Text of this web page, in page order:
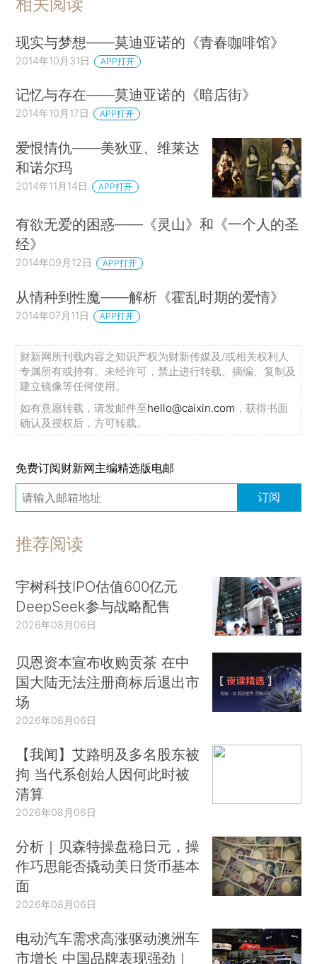
现实与梦想——莫迪亚诺的《青春咖啡馆》
2014年10月31日 APP打开
记忆与存在——莫迪亚诺的《暗店街》
2014年10月17日 APP打开
爱恨情仇——美狄亚、维莱达
和诺尔玛
2014年11月14日 APP打开
有欲无爱的困惑——《灵山》和《一个人的圣
经》
2014年09月12日 APP打开
从情种到性魔——解析《霍乱时期的爱情》
2014年07月11日 APP打开
财新网所刊载内容之知识产权为财新传媒及/或相关权利人
专属所有或持有。未经许可，禁止进行转载、摘编、复制及
建立镜像等任何使用。
如有意愿转载，请发邮件至hello@caixin.com ，获得书面
确认及授权后，方可转载。
免费订阅财新网主编精选版电邮
订阅
推荐阅读
宇树科技IPO估值600亿元
DeepSeek参与战略配售
2026年08月06日
贝恩资本宣布收购贡茶 在中
国大陆无法注册商标后退出市
场
2026年08月06日
【我闻】艾路明及多名股东被
拘 当代系创始人因何此时被
清算
2026年08月06日
分析｜贝森特操盘稳日元，操
作巧思能否撬动美日货币基本
面
2026年08月06日
电动汽车需求高涨驱动澳洲车
市增长 中国品牌表现强劲｜